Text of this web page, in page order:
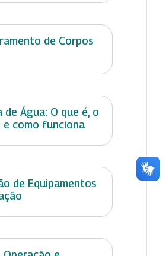
de Corpos
de Água: O que é, o
e como funciona
de Equipamentos